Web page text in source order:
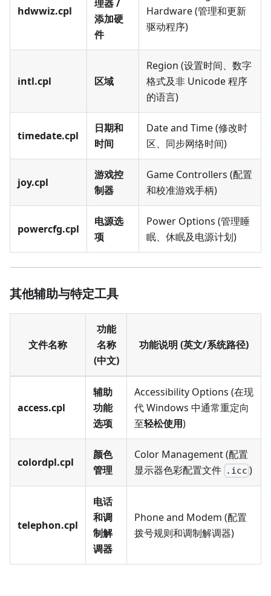
hdwwiz.cpl
理器 /
添加硬
件
Hardware (管理和更新
驱动程序)
intl.cpl 区域
Region (设置时间、数字
格式及非 Unicode 程序
的语言)
timedate.cpl
日期和
时间
Date and Time (修改时
区、同步网络时间)
joy.cpl
游戏控
制器
Game Controllers (配置
和校准游戏手柄)
powercfg.cpl
电源选
项
Power Options (管理睡
眠、休眠及电源计划)
其他辅助与特定工具
文件名称
功能
名称
(中文)
功能说明 (英文/系统路径)
access.cpl
辅助
功能
选项
Accessibility Options (在现
代 Windows 中通常重定向
至轻松使用)
colordpl.cpl
颜色
管理
Color Management (配置
显示器色彩配置文件 .icc )
telephon.cpl
电话
和调
制解
调器
Phone and Modem (配置
拨号规则和调制解调器)